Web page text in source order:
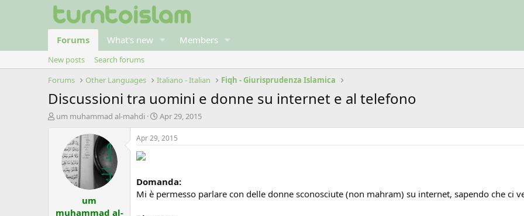
Forums What's new Members
New posts
Search forums
Forums
Other Languages Italiano - Italian Fiqh - Giurisprudenza Islamica
Discussioni tra uomini e donne su internet e al telefono
T
r
um muhammad al-mahdi
S
t
a
a
e
Apr 29, 2015
um
muhammad al-
Apr 29, 2015
Domanda:
Mi è permesso parlare con delle donne sconosciute (non mahram) su internet, sapendo che ci